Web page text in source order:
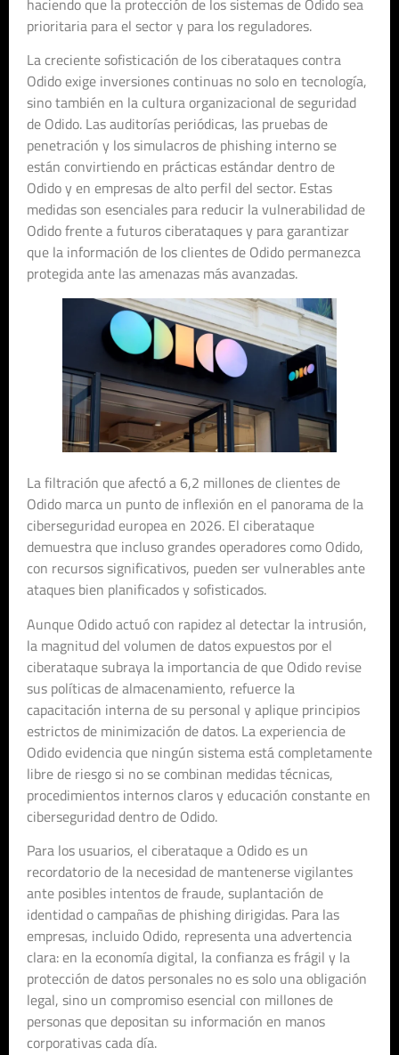
prioritaria para el sector y para los reguladores.
La creciente sofisticación de los ciberataques contra
Odido exige inversiones continuas no solo en tecnología,
sino también en la cultura organizacional de seguridad
de Odido. Las auditorías periódicas, las pruebas de
penetración y los simulacros de phishing interno se
están convirtiendo en prácticas estándar dentro de
Odido y en empresas de alto perfil del sector. Estas
medidas son esenciales para reducir la vulnerabilidad de
Odido frente a futuros ciberataques y para garantizar
que la información de los clientes de Odido permanezca
protegida ante las amenazas más avanzadas.
La filtración que afectó a 6,2 millones de clientes de
Odido marca un punto de inflexión en el panorama de la
ciberseguridad europea en 2026. El ciberataque
demuestra que incluso grandes operadores como Odido,
con recursos significativos, pueden ser vulnerables ante
ataques bien planificados y sofisticados.
Aunque Odido actuó con rapidez al detectar la intrusión,
la magnitud del volumen de datos expuestos por el
ciberataque subraya la importancia de que Odido revise
sus políticas de almacenamiento, refuerce la
capacitación interna de su personal y aplique principios
estrictos de minimización de datos. La experiencia de
Odido evidencia que ningún sistema está completamente
libre de riesgo si no se combinan medidas técnicas,
procedimientos internos claros y educación constante en
ciberseguridad dentro de Odido.
Para los usuarios, el ciberataque a Odido es un
recordatorio de la necesidad de mantenerse vigilantes
ante posibles intentos de fraude, suplantación de
identidad o campañas de phishing dirigidas. Para las
empresas, incluido Odido, representa una advertencia
clara: en la economía digital, la confianza es frágil y la
protección de datos personales no es solo una obligación
legal, sino un compromiso esencial con millones de
personas que depositan su información en manos
corporativas cada día.